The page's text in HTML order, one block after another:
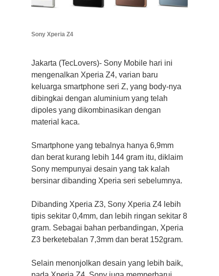
Sony Xperia Z4
Jakarta (TecLovers)- Sony Mobile hari ini
mengenalkan Xperia Z4, varian baru
keluarga smartphone seri Z, yang body-nya
dibingkai dengan aluminium yang telah
dipoles yang dikombinasikan dengan
material kaca.
Smartphone yang tebalnya hanya 6,9mm
dan berat kurang lebih 144 gram itu, diklaim
Sony mempunyai desain yang tak kalah
bersinar dibanding Xperia seri sebelumnya.
Dibanding Xperia Z3, Sony Xperia Z4 lebih
tipis sekitar 0,4mm, dan lebih ringan sekitar 8
gram. Sebagai bahan perbandingan, Xperia
Z3 berketebalan 7,3mm dan berat 152gram.
Selain menonjolkan desain yang lebih baik,